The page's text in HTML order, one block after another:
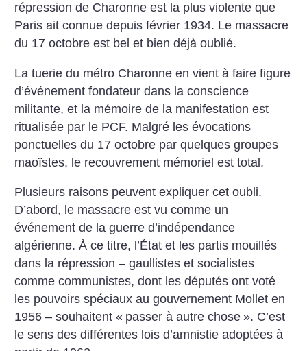
répression de Charonne est la plus violente que
Paris ait connue depuis février 1934. Le massacre
du 17 octobre est bel et bien déjà oublié.
La tuerie du métro Charonne en vient à faire figure
d’événement fondateur dans la conscience
militante, et la mémoire de la manifestation est
ritualisée par le PCF. Malgré les évocations
ponctuelles du 17 octobre par quelques groupes
maoïstes, le recouvrement mémoriel est total.
Plusieurs raisons peuvent expliquer cet oubli.
D’abord, le massacre est vu comme un
événement de la guerre d’indépendance
algérienne. À ce titre, l’État et les partis mouillés
dans la répression – gaullistes et socialistes
comme communistes, dont les députés ont voté
les pouvoirs spéciaux au gouvernement Mollet en
1956 – souhaitent « passer à autre chose ». C’est
le sens des différentes lois d’amnistie adoptées à